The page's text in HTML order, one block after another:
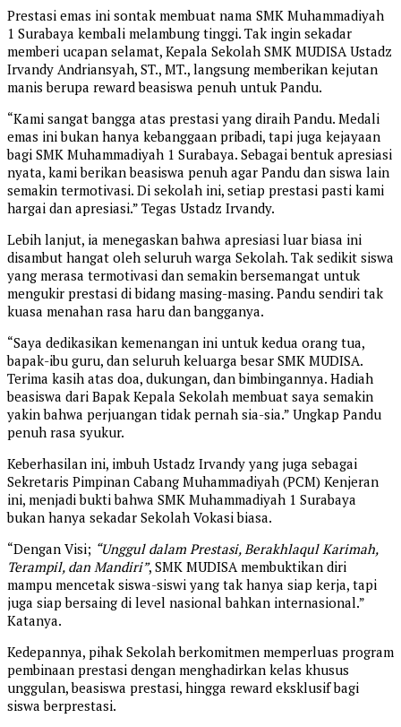
Prestasi emas ini sontak membuat nama SMK Muhammadiyah
1 Surabaya kembali melambung tinggi. Tak ingin sekadar
memberi ucapan selamat, Kepala Sekolah SMK MUDISA Ustadz
Irvandy Andriansyah, ST., MT., langsung memberikan kejutan
manis berupa reward beasiswa penuh untuk Pandu.
“Kami sangat bangga atas prestasi yang diraih Pandu. Medali
emas ini bukan hanya kebanggaan pribadi, tapi juga kejayaan
bagi SMK Muhammadiyah 1 Surabaya. Sebagai bentuk apresiasi
nyata, kami berikan beasiswa penuh agar Pandu dan siswa lain
semakin termotivasi. Di sekolah ini, setiap prestasi pasti kami
hargai dan apresiasi.” Tegas Ustadz Irvandy.
Lebih lanjut, ia menegaskan bahwa apresiasi luar biasa ini
disambut hangat oleh seluruh warga Sekolah. Tak sedikit siswa
yang merasa termotivasi dan semakin bersemangat untuk
mengukir prestasi di bidang masing-masing. Pandu sendiri tak
kuasa menahan rasa haru dan bangganya.
“Saya dedikasikan kemenangan ini untuk kedua orang tua,
bapak-ibu guru, dan seluruh keluarga besar SMK MUDISA.
Terima kasih atas doa, dukungan, dan bimbingannya. Hadiah
beasiswa dari Bapak Kepala Sekolah membuat saya semakin
yakin bahwa perjuangan tidak pernah sia-sia.” Ungkap Pandu
penuh rasa syukur.
Keberhasilan ini, imbuh Ustadz Irvandy yang juga sebagai
Sekretaris Pimpinan Cabang Muhammadiyah (PCM) Kenjeran
ini, menjadi bukti bahwa SMK Muhammadiyah 1 Surabaya
bukan hanya sekadar Sekolah Vokasi biasa.
“Dengan Visi; “Unggul dalam Prestasi, Berakhlaqul Karimah,
Terampil, dan Mandiri”, SMK MUDISA membuktikan diri
mampu mencetak siswa-siswi yang tak hanya siap kerja, tapi
juga siap bersaing di level nasional bahkan internasional.”
Katanya.
Kedepannya, pihak Sekolah berkomitmen memperluas program
pembinaan prestasi dengan menghadirkan kelas khusus
unggulan, beasiswa prestasi, hingga reward eksklusif bagi
siswa berprestasi.